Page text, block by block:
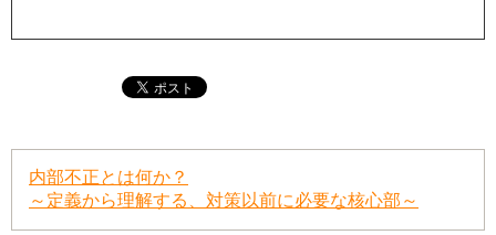
内部不正とは何か？
～定義から理解する、対策以前に必要な核心部～